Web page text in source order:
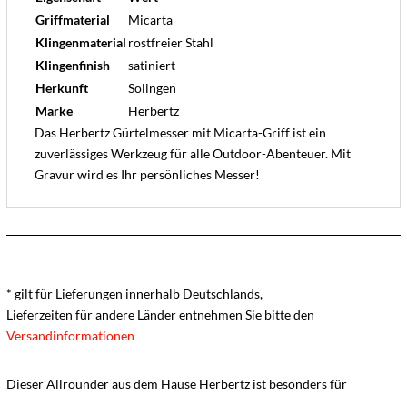
Griffmaterial
Micarta
Klingenmaterial rostfreier Stahl
Klingenfinish
satiniert
Herkunft
Solingen
Marke
Herbertz
Das Herbertz Gürtelmesser mit Micarta-Griff ist ein
zuverlässiges Werkzeug für alle Outdoor-Abenteuer. Mit
Gravur wird es Ihr persönliches Messer!
* gilt für Lieferungen innerhalb Deutschlands,
Lieferzeiten für andere Länder entnehmen Sie bitte den
Versandinformationen
Dieser Allrounder aus dem Hause Herbertz ist besonders für